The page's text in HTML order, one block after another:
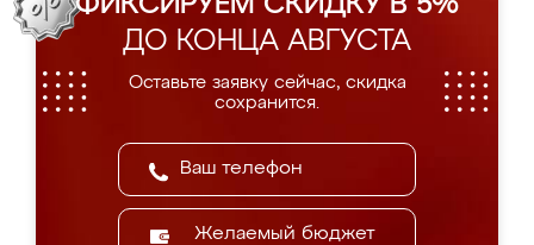
ДО КОНЦА АВГУСТА
Оставьте заявку сейчас, скидка
сохранится.
Желаемый бюджет